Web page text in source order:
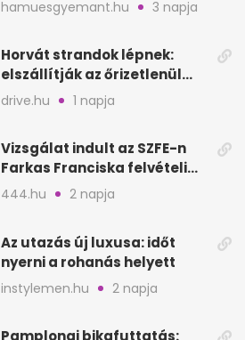
Hoodját
hamuesgyemant.hu 3 napja
Horvát strandok lépnek:
elszállítják az őrizetlenül
hagyott törölközőket
drive.hu 1 napja
Vizsgálat indult az SZFE-n
Farkas Franciska felvételi
videója után
444.hu 2 napja
Az utazás új luxusa: időt
nyerni a rohanás helyett
instylemen.hu 2 napja
Pamplonai bikafuttatás: